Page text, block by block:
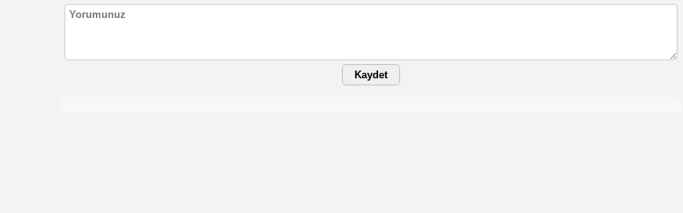
Kaydet